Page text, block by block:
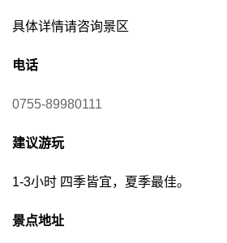
具体详情请咨询景区
电话
0755-89980111
建议游玩
1-3小时 四季皆宜，夏季最佳。
景点地址